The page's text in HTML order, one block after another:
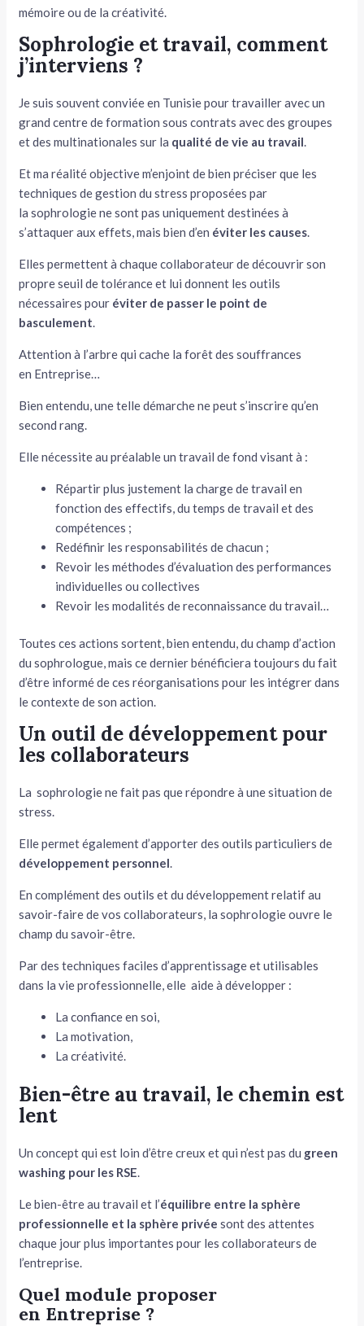
mémoire ou de la créativité.
Sophrologie et travail, comment
j’interviens ?
Je suis souvent conviée en Tunisie pour travailler avec un
grand centre de formation sous contrats avec des groupes
et des multinationales sur la qualité de vie au travail.
Et ma réalité objective m’enjoint de bien préciser que les
techniques de gestion du stress proposées par
la sophrologie ne sont pas uniquement destinées à
s’attaquer aux effets, mais bien d’en éviter les causes.
Elles permettent à chaque collaborateur de découvrir son
propre seuil de tolérance et lui donnent les outils
nécessaires pour éviter de passer le point de
basculement.
Attention à l’arbre qui cache la forêt des souffrances
en Entreprise…
Bien entendu, une telle démarche ne peut s’inscrire qu’en
second rang.
Elle nécessite au préalable un travail de fond visant à :
Répartir plus justement la charge de travail en
fonction des effectifs, du temps de travail et des
compétences ;
Redéfinir les responsabilités de chacun ;
Revoir les méthodes d’évaluation des performances
individuelles ou collectives
Revoir les modalités de reconnaissance du travail…
Toutes ces actions sortent, bien entendu, du champ d’action
du sophrologue, mais ce dernier bénéficiera toujours du fait
d’être informé de ces réorganisations pour les intégrer dans
le contexte de son action.
Un outil de développement pour
les collaborateurs
La sophrologie ne fait pas que répondre à une situation de
stress.
Elle permet également d’apporter des outils particuliers de
développement personnel.
En complément des outils et du développement relatif au
savoir-faire de vos collaborateurs, la sophrologie ouvre le
champ du savoir-être.
Par des techniques faciles d’apprentissage et utilisables
dans la vie professionnelle, elle aide à développer :
La confiance en soi,
La motivation,
La créativité.
Bien-être au travail, le chemin est
lent
Un concept qui est loin d’être creux et qui n’est pas du green
washing pour les RSE.
Le bien-être au travail et l’équilibre entre la sphère
professionnelle et la sphère privée sont des attentes
chaque jour plus importantes pour les collaborateurs de
l’entreprise.
Quel module proposer
en Entreprise ?